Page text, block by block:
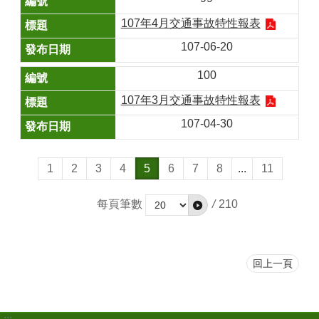
107年4月交通事故特性報表
107-06-20
100
107年3月交通事故特性報表
107-04-30
1 2 3 4 5 6 7 8 ... 11
每頁筆數 / 210
回上一頁